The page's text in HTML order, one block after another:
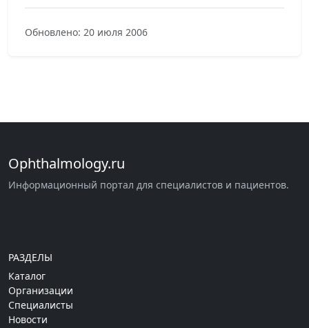
Обновлено: 20 июля 2006
Ophthalmology.ru
Информационный портал для специалистов и пациентов.
РАЗДЕЛЫ
Каталог
Организации
Специалисты
Новости